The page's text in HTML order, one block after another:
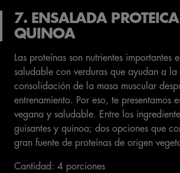
7. ENSALADA
QUINOA
Las proteínas son nutrientes importantes
saludable con verduras que ayudan a
consolidación de la masa muscular
entrenamiento. Por eso, te presentamos
vegana y saludable. Entre los
guisantes y quinoa; dos opciones que
gran fuente de proteínas de origen
Cantidad: 4 porciones